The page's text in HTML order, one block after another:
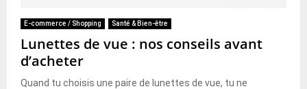
E-commerce / Shopping Santé & Bien-être
Lunettes de vue : nos conseils avant
d’acheter
Quand tu choisis une paire de lunettes de vue, tu ne